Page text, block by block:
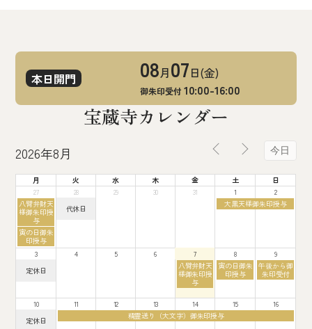
本日開門 08月07日(金)
御朱印受付 10:00-16:00
宝蔵寺カレンダー
2026年8月 今日
月 火 水 木 金 土
日
27
28 29 30 31 1
2
月
曜
7
月
27th
八臂弁財天
様御朱印授
与
火
28th
2026
代休日
土
曜
2026
大黒天様御朱印授与
月
日,
27th
寅の日御朱
印授与
3
4 5 6 7 8
9
月
2026
定休日
金
曜
8
月
2026
八臂弁財天
様御朱印授
与
土
日,
月
2026
寅の日御朱
印授与
日
曜
日,
月
午後から御
朱印受付
10 11 12 13 14 15
16
月
定休日
火
曜
精霊送り（大文字）御朱印授与